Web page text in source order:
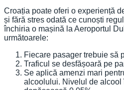
Croația poate oferi o experiență
și fără stres odată ce cunoști
închiria o mașină la Aeroportul
următoarele:
Fiecare pasager trebuie să
Traficul se desfășoară pe
Se aplică amenzi mari
alcoolului. Nivelul de alcool